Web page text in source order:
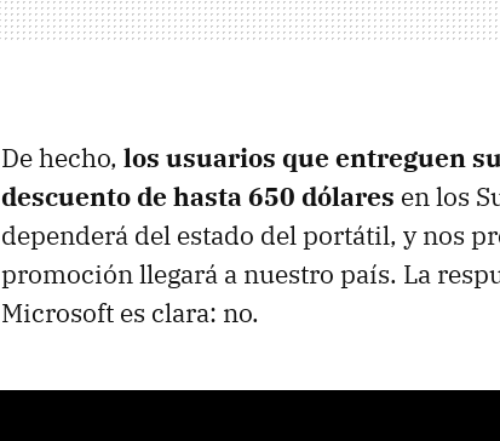
De hecho, los usuarios que entreguen
descuento de hasta 650 dólares en los
dependerá del estado del portátil, y nos
promoción llegará a nuestro país. La
Microsoft es clara: no.